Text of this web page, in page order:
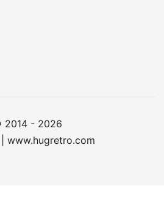
2014 - 2026
| www.hugretro.com